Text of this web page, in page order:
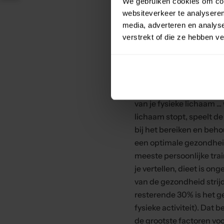
websiteverkeer te
media, adverteren en
verstrekt of die ze hebben
haarlagen; terwijl vocht
buitenste laag van het
toepassing is.
van je fysieke lichaam ...
lichaam stopt, speelt
bij het bereiken en
een optimale
meeste persoonlijke
je vertellen, dieet is
van de gezondheid
resterende 30% is het
fysieke activiteit). Dat
de grootste factoren